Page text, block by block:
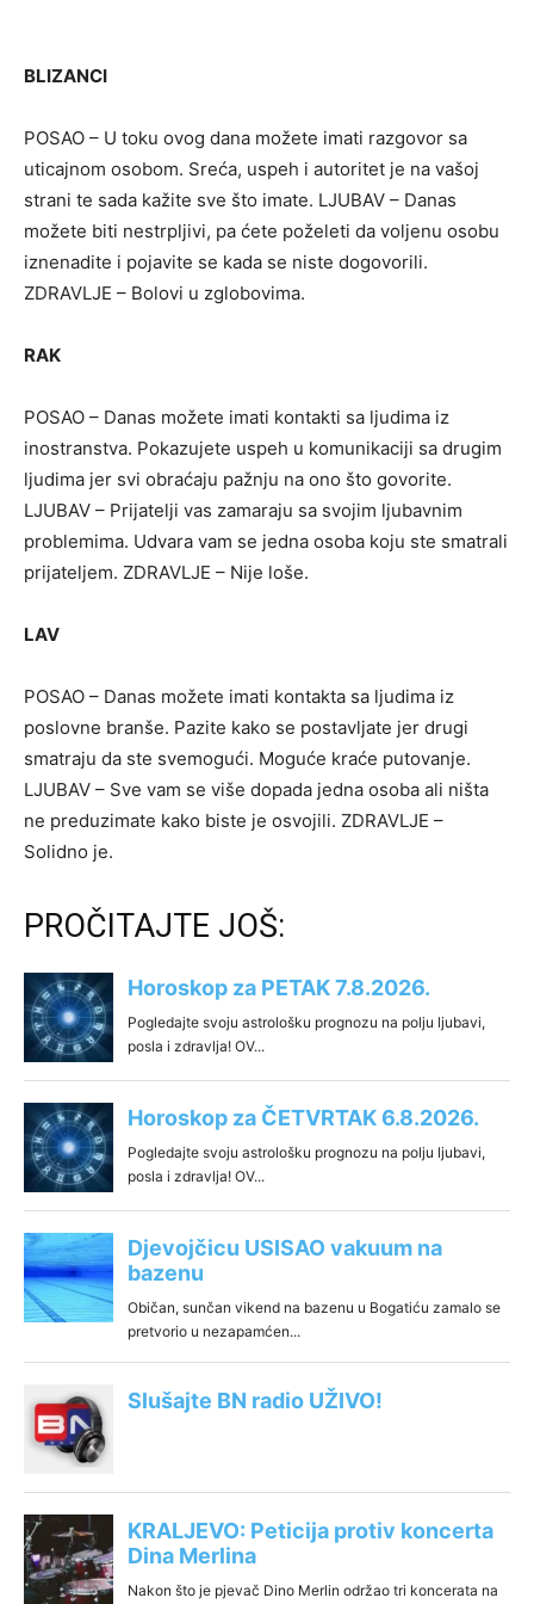
BLIZANCI
POSAO – U toku ovog dana možete imati razgovor sa
uticajnom osobom. Sreća, uspeh i autoritet je na vašoj
strani te sada kažite sve što imate. LJUBAV – Danas
možete biti nestrpljivi, pa ćete poželeti da voljenu osobu
iznenadite i pojavite se kada se niste dogovorili.
ZDRAVLJE – Bolovi u zglobovima.
RAK
POSAO – Danas možete imati kontakti sa ljudima iz
inostranstva. Pokazujete uspeh u komunikaciji sa drugim
ljudima jer svi obraćaju pažnju na ono što govorite.
LJUBAV – Prijatelji vas zamaraju sa svojim ljubavnim
problemima. Udvara vam se jedna osoba koju ste smatrali
prijateljem. ZDRAVLJE – Nije loše.
LAV
POSAO – Danas možete imati kontakta sa ljudima iz
poslovne branše. Pazite kako se postavljate jer drugi
smatraju da ste svemogući. Moguće kraće putovanje.
LJUBAV – Sve vam se više dopada jedna osoba ali ništa
ne preduzimate kako biste je osvojili. ZDRAVLJE –
Solidno je.
PROČITAJTE JOŠ: